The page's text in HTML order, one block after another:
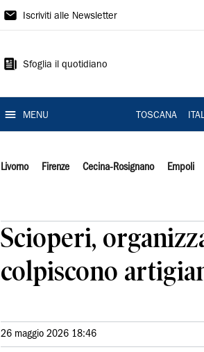
Il
Iscriviti alle Newsletter
Sfoglia il quotidiano
MENU TOSCANA
Livorno Firenze Cecina-Rosignano Empoli
Scioperi,
colpiscono
26 maggio 2026 18:46